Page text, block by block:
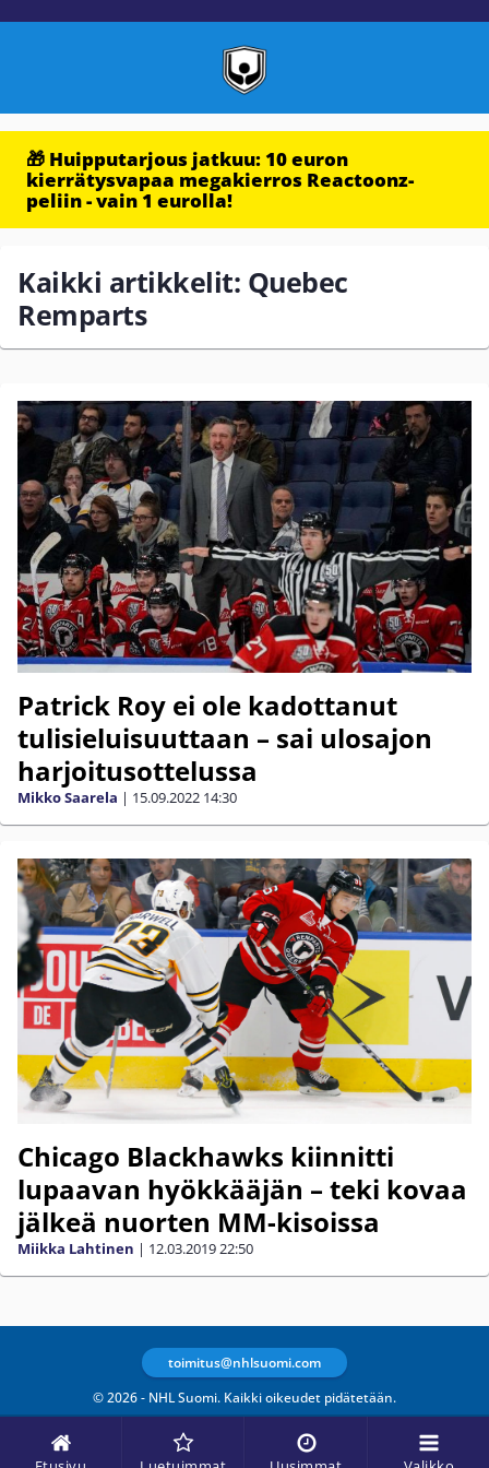
🎁 Huipputarjous jatkuu: 10 euron
kierrätysvapaa megakierros Reactoonz-
peliin - vain 1 eurolla!
Kaikki artikkelit: Quebec
Remparts
Patrick Roy ei ole kadottanut
tulisieluisuuttaan – sai ulosajon
harjoitusottelussa
Mikko Saarela | 15.09.2022 14:30
Chicago Blackhawks kiinnitti
lupaavan hyökkääjän – teki kovaa
jälkeä nuorten MM-kisoissa
Miikka Lahtinen | 12.03.201922:50
© 2026 - NHL Suomi. Kaikki oikeudet pidätetään.
toimitus@nhlsuomi.com